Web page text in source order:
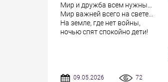
Мир и дружба всем нужны...
Мир важней всего на свете...
На земле, где нет войны,
ночью спят спокойно дети!
09.05.2026 72